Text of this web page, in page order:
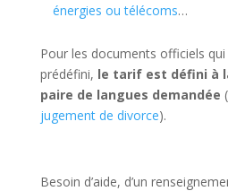
énergies ou télécoms…
Pour les documents officiels qui
prédéfini, le tarif est défini à
paire de langues demandée
jugement de divorce).
Besoin d’aide, d’un